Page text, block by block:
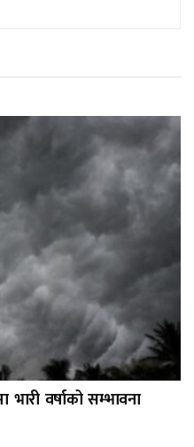
वर्षाको सम्भावना